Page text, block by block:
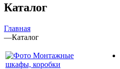
Каталог
Главная
—Каталог